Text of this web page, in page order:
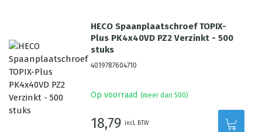
HECO Spaanplaatschroef TOPIX-
Plus PK4x40VD PZ2 Verzinkt - 500
stuks
4019787604710
Op voorraad (meer dan 500)
18,79 incl. BTW